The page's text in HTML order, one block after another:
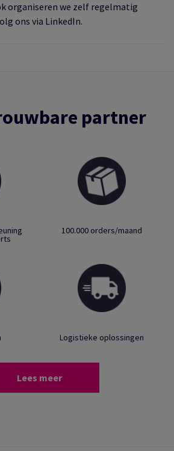
organiseren we zelf regelmatig
ons via LinkedIn.
partner
100.000 orders/maand
Logistieke oplossingen
Lees meer